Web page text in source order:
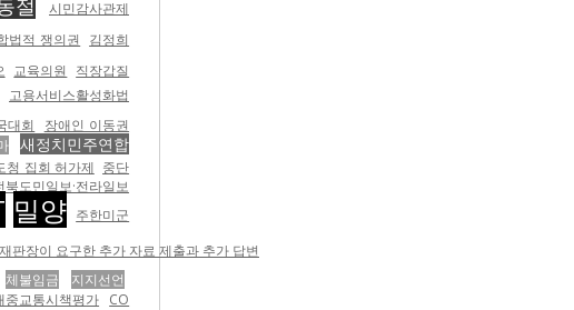
절
시민감사관제
법적 쟁의권
김정희
교육의원
직장갑질
고용서비스활성화법
대회
장애인 이동권
새정치민주연합
청 집회 허가제 중단
북도민일보·전라일보
밀양 주한미군
판장이 요구한 추가 자료 제출과 추가 답변
체불임금
지지선언
중교통시책평가 CO